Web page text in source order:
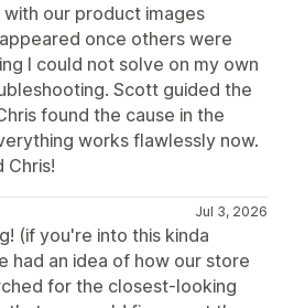
our product images
once others were
I could not solve on my own
Scott guided the
found the cause in the
works flawlessly now.
Chris!
Jul 3, 2026
(if you're into this kinda
had an idea of how our store
for the closest-looking